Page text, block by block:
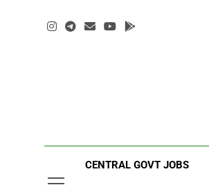
CENTRAL GOVT JOBS